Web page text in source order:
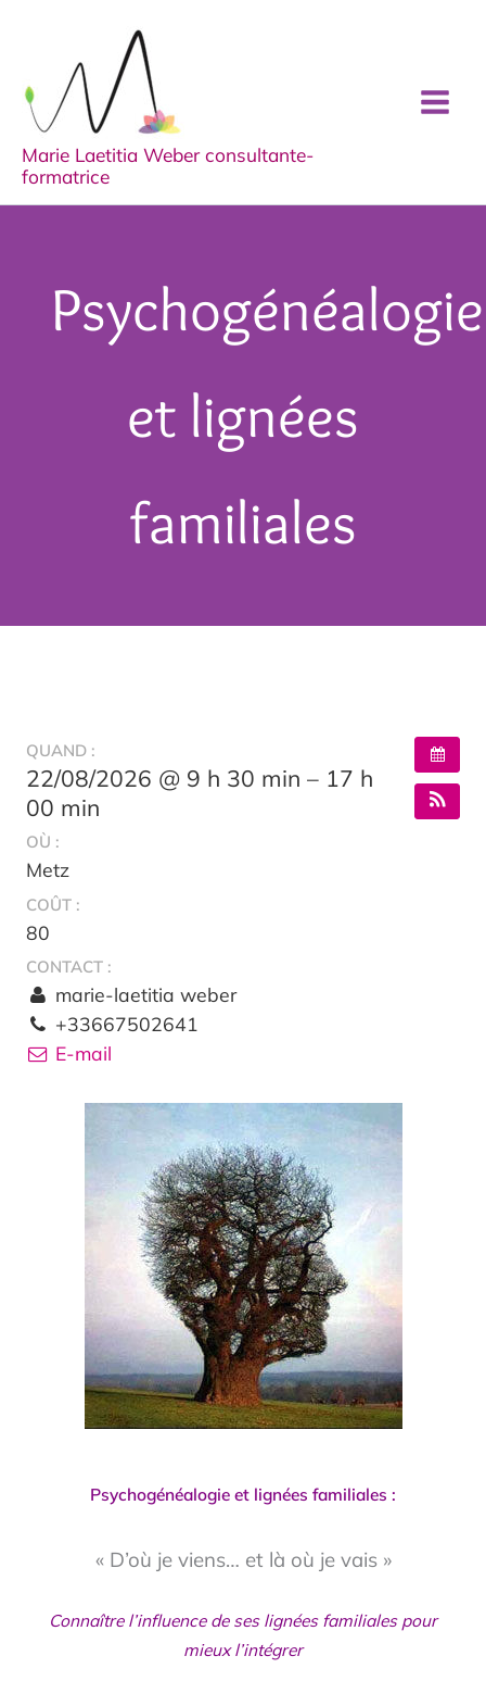
Marie Laetitia Weber consultante-
formatrice
Psychogénéalogie
et lignées
familiales
QUAND :
22/08/2026 @ 9 h 30 min – 17 h
00 min
OÙ :
Metz
COÛT :
80
CONTACT :
marie-laetitia weber
+33667502641
E-mail
Psychogénéalogie et lignées familiales :
« D’où je viens… et là où je vais »
Connaître l’influence de ses lignées familiales pour
mieux l’intégrer